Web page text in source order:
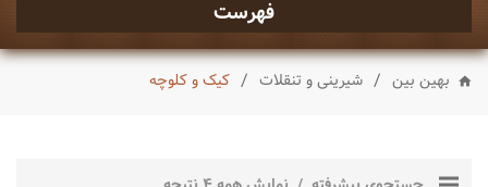
فهرست
بهین بین / شیرینی و تنقلات / کیک و کلوچه
ماکارونی و رشته
انواع روغن